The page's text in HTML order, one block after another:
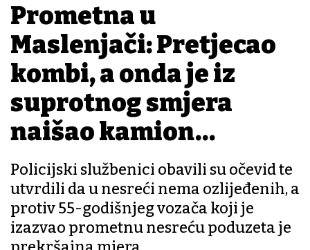
Prometna u
Maslenjači: Pretjecao
kombi, a onda je iz
suprotnog smjera
naišao kamion…
Policijski službenici obavili su očevid te
utvrdili da u nesreći nema ozlijeđenih, a
protiv 55-godišnjeg vozača koji je
izazvao prometnu nesreću poduzeta je